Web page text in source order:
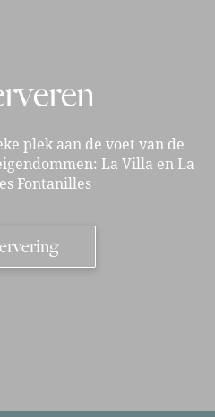
plek aan de voet van de
La Villa en La
Fontanilles